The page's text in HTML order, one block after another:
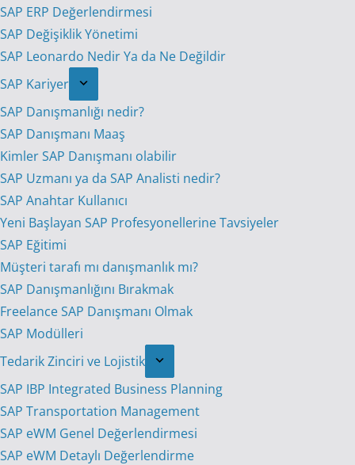
SAP ERP Değerlendirmesi
SAP Değişiklik Yönetimi
SAP Leonardo Nedir Ya da Ne Değildir
SAP Kariyer
SAP Danışmanlığı nedir?
SAP Danışmanı Maaş
Kimler SAP Danışmanı olabilir
SAP Uzmanı ya da SAP Analisti nedir?
SAP Anahtar Kullanıcı
Yeni Başlayan SAP Profesyonellerine Tavsiyeler
SAP Eğitimi
Müşteri tarafı mı danışmanlık mı?
SAP Danışmanlığını Bırakmak
Freelance SAP Danışmanı Olmak
SAP Modülleri
Tedarik Zinciri ve Lojistik
SAP IBP Integrated Business Planning
SAP Transportation Management
SAP eWM Genel Değerlendirmesi
SAP eWM Detaylı Değerlendirme